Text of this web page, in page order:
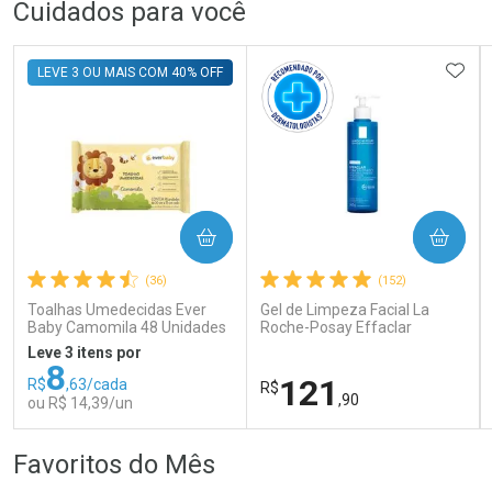
FECHAR
Laboratório
Comprar sem Desconto
Por R$ 52,99/cada
FECHAR
Por Menos
Comprar sem Desconto
Por R$ 52,99/cada
Comprar sem Desconto
Por R$ 159,99/cada
Por Menos
Comprar sem Desconto
Por R$ 159,99/cada
Cuidados para você
(36)
Toalhas Umedecidas Ever
Baby Camomila 48 Unidades
LEVE 3 OU MAIS COM 40% OFF
Leve 3 itens por
R$8,63/cada
ou R$ 14,39/un
COMPRAR
(152)
Gel de Limpeza Facial La
Roche-Posay Effaclar
R$121 ,90
COMPRAR
Favoritos do Mês